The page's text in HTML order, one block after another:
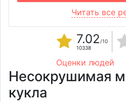
Читать все
7.02 /10
10338
Оценки людей
Несокрушимая
кукла